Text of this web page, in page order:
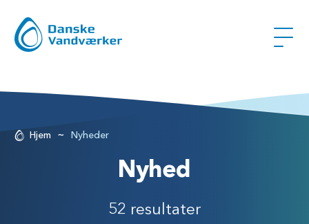
Hjem ~ Nyheder
Nyhed
52 resultater